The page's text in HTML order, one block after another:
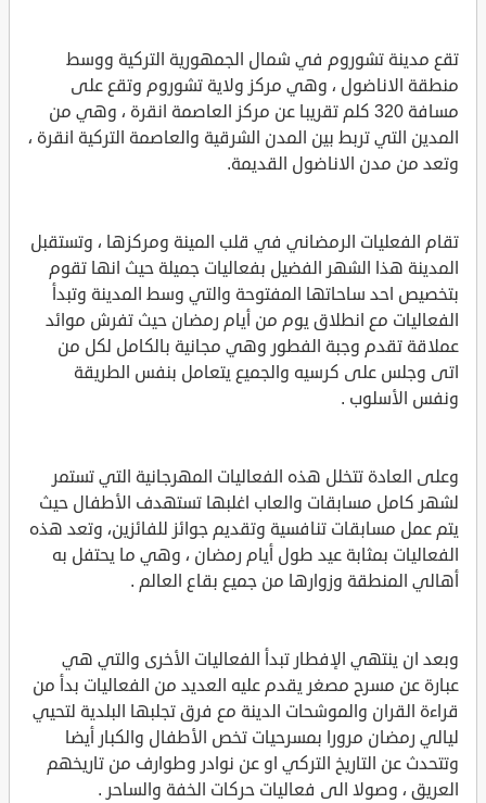
تقع مدينة تشوروم في شمال الجمهورية التركية ووسط
منطقة الاناضول ، وهي مركز ولاية تشوروم وتقع على
مسافة 320 كلم تقريبا عن مركز العاصمة انقرة ، وهي من
المدين التي تربط بين المدن الشرقية والعاصمة التركية انقرة ،
وتعد من مدن الاناضول القديمة.
تقام الفعليات الرمضاني في قلب المينة ومركزها ، وتستقبل
المدينة هذا الشهر الفضيل بفعاليات جميلة حيث انها تقوم
بتخصيص احد ساحاتها المفتوحة والتي وسط المدينة وتبدأ
الفعاليات مع انطلاق يوم من أيام رمضان حيث تفرش موائد
عملاقة تقدم وجبة الفطور وهي مجانية بالكامل لكل من
اتى وجلس على كرسيه والجميع يتعامل بنفس الطريقة
ونفس الأسلوب .
وعلى العادة تتخلل هذه الفعاليات المهرجانية التي تستمر
لشهر كامل مسابقات والعاب اغلبها تستهدف الأطفال حيث
يتم عمل مسابقات تنافسية وتقديم جوائز للفائزين، وتعد هذه
الفعاليات بمثابة عيد طول أيام رمضان ، وهي ما يحتفل به
أهالي المنطقة وزوارها من جميع بقاع العالم .
وبعد ان ينتهي الإفطار تبدأ الفعاليات الأخرى والتي هي
عبارة عن مسرح مصغر يقدم عليه العديد من الفعاليات بدأ من
قراءة القران والموشحات الدينة مع فرق تجلبها البلدية لتحيي
ليالي رمضان مرورا بمسرحيات تخص الأطفال والكبار أيضا
وتتحدث عن التاريخ التركي او عن نوادر وطوارف من تاريخهم
العريق ، وصولا الى فعاليات حركات الخفة والساحر .